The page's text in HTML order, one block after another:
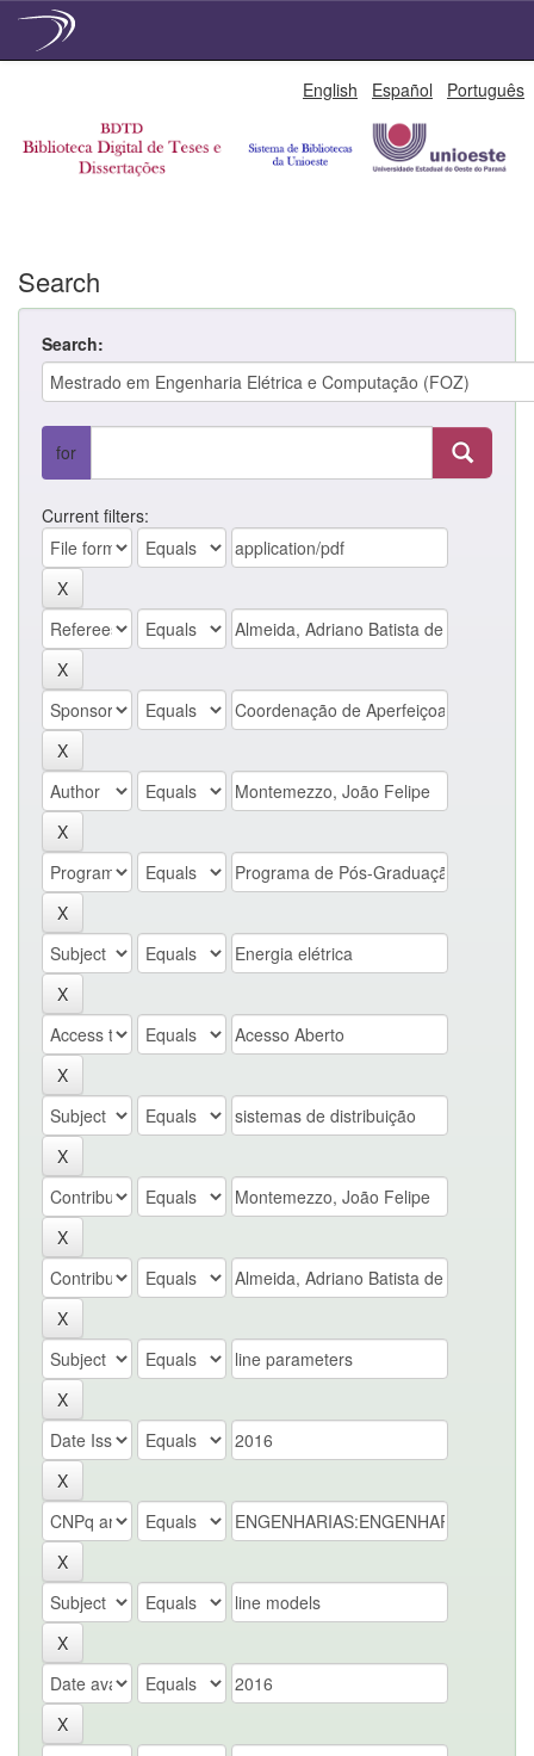
English Español Português
Search
Search:
for
Current filters: